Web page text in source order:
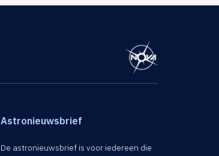
Astronieuwsbrief
De astronieuwsbrief is voor iedereen die